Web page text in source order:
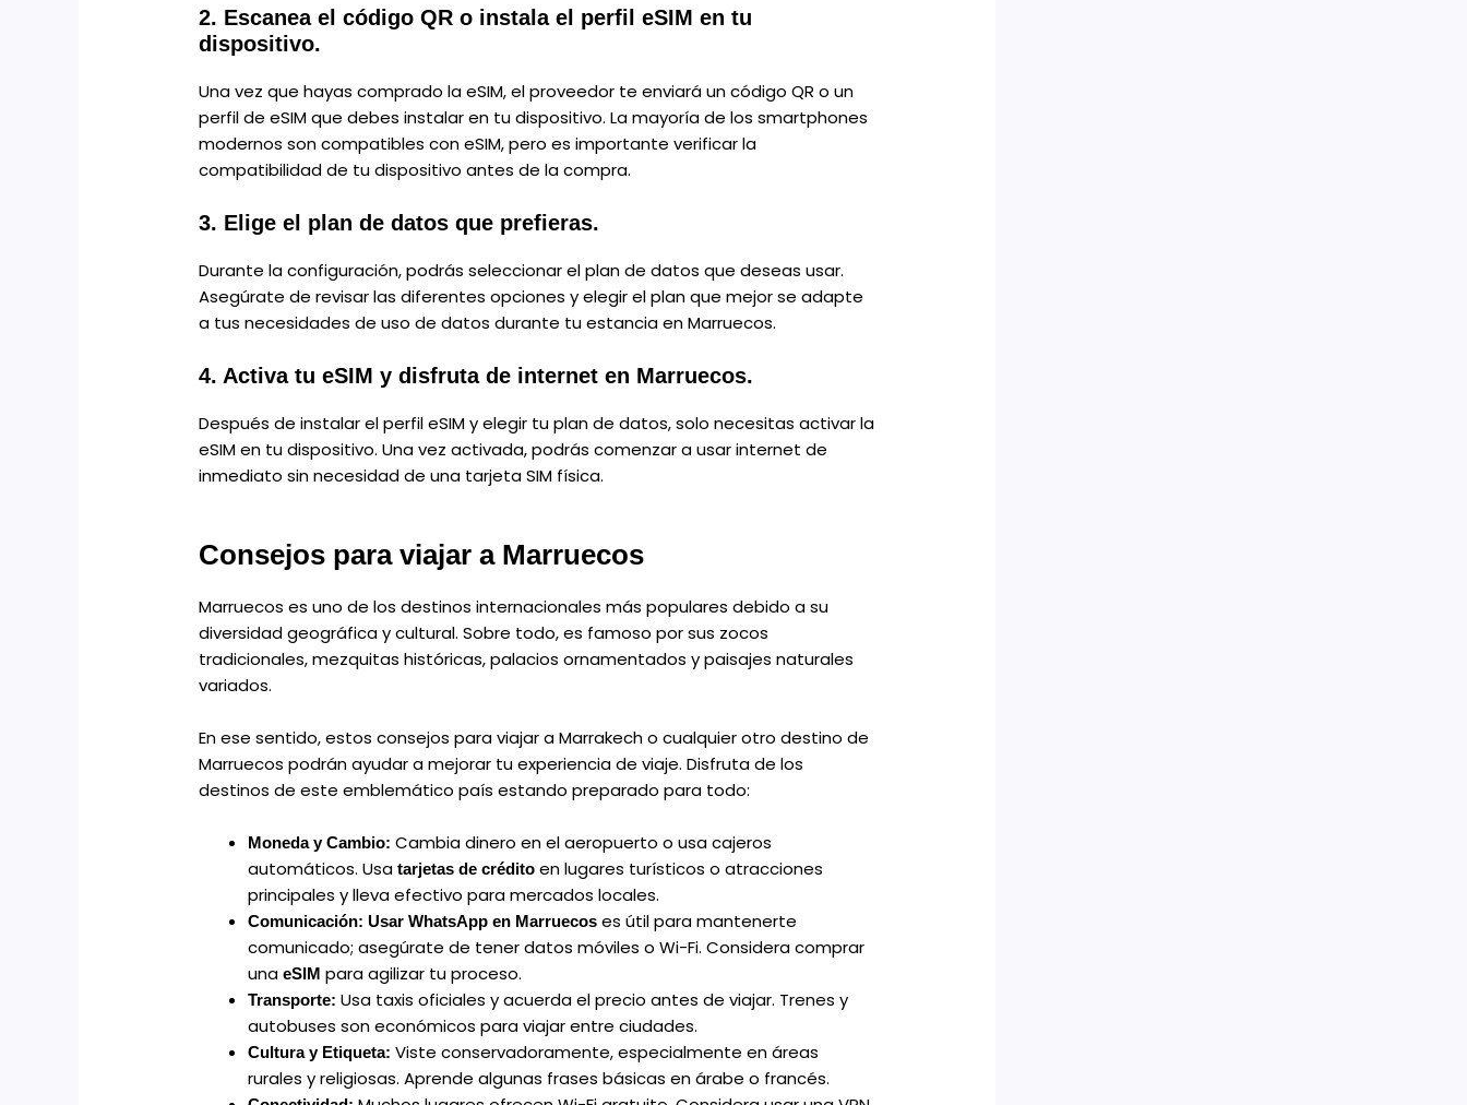
2. Escanea el código QR o instala el perfil eSIM en tu
dispositivo.
Una vez que hayas comprado la eSIM, el proveedor te enviará un código QR o un
perfil de eSIM que debes instalar en tu dispositivo. La mayoría de los smartphones
modernos son compatibles con eSIM, pero es importante verificar la
compatibilidad de tu dispositivo antes de la compra.
3. Elige el plan de datos que prefieras.
Durante la configuración, podrás seleccionar el plan de datos que deseas usar.
Asegúrate de revisar las diferentes opciones y elegir el plan que mejor se adapte
a tus necesidades de uso de datos durante tu estancia en Marruecos.
4. Activa tu eSIM y disfruta de internet en Marruecos.
Después de instalar el perfil eSIM y elegir tu plan de datos, solo necesitas activar la
eSIM en tu dispositivo. Una vez activada, podrás comenzar a usar internet de
inmediato sin necesidad de una tarjeta SIM física.
Consejos para viajar a Marruecos
Marruecos es uno de los destinos internacionales más populares debido a su
diversidad geográfica y cultural. Sobre todo, es famoso por sus zocos
tradicionales, mezquitas históricas, palacios ornamentados y paisajes naturales
variados.
En ese sentido, estos consejos para viajar a Marrakech o cualquier otro destino de
Marruecos podrán ayudar a mejorar tu experiencia de viaje. Disfruta de los
destinos de este emblemático país estando preparado para todo:
Moneda y Cambio: Cambia dinero en el aeropuerto o usa cajeros
automáticos. Usatarjetas de crédito en lugares turísticos o atracciones
principales y lleva efectivo para mercados locales.
Comunicación: Usar WhatsApp en Marruecos es útil para mantenerte
comunicado; asegúrate de tener datos móviles o Wi-Fi. Considera comprar
unaeSIM para agilizar tu proceso.
Transporte: Usa taxis oficiales y acuerda el precio antes de viajar. Trenes y
autobuses son económicos para viajar entre ciudades.
Cultura y Etiqueta: Viste conservadoramente, especialmente en áreas
rurales y religiosas. Aprende algunas frases básicas en árabe o francés.